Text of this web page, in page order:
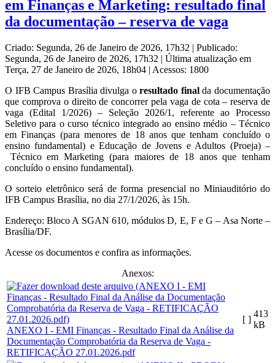
em Finanças e Marketing: resultado final
da documentação – reserva de vaga
Criado: Segunda, 26 de Janeiro de 2026, 17h32 | Publicado:
Segunda, 26 de Janeiro de 2026, 17h32 | Última atualização em
Terça, 27 de Janeiro de 2026, 18h04 | Acessos: 1800
O IFB Campus Brasília divulga oresultado finalda documentação
que comprova o direito de concorrer pela vaga de cota – reserva de
vaga (Edital 1/2026) – Seleção 2026/1, referente ao Processo
Seletivo para o curso técnico integrado ao ensino médio – Técnico
em Finanças (para menores de 18 anos que tenham concluído o
ensino fundamental) e Educação de Jovens e Adultos (Proeja) –
Técnico em Marketing (para maiores de 18 anos que tenham
concluído o ensino fundamental).
O sorteio eletrônico será de forma presencial no Miniauditório do
IFB Campus Brasília, no dia 27/1/2026, às 15h.
Endereço: Bloco A SGAN 610, módulos D, E, F e G – Asa Norte –
Brasília/DF.
Acesse os documentos e confira as informações.
Anexos:
ANEXO I - EMI Finanças - Resultado Final da Análise da
Documentação Comprobatória da Reserva de Vaga -
RETIFICAÇÃO 27.01.2026.pdf
[ ]
413
kB